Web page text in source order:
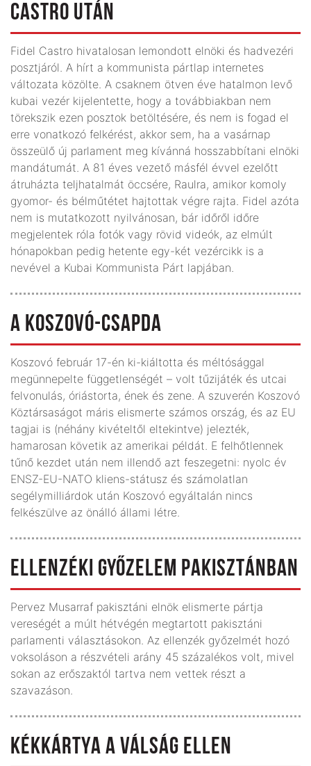
CASTRO UTÁN
Fidel Castro hivatalosan lemondott elnöki és hadvezéri
posztjáról. A hírt a kommunista pártlap internetes
változata közölte. A csaknem ötven éve hatalmon levő
kubai vezér kijelentette, hogy a továbbiakban nem
törekszik ezen posztok betöltésére, és nem is fogad el
erre vonatkozó felkérést, akkor sem, ha a vasárnap
összeülő új parlament meg kívánná hosszabbítani elnöki
mandátumát. A 81 éves vezető másfél évvel ezelőtt
átruházta teljhatalmát öccsére, Raulra, amikor komoly
gyomor- és bélműtétet hajtottak végre rajta. Fidel azóta
nem is mutatkozott nyilvánosan, bár időről időre
megjelentek róla fotók vagy rövid videók, az elmúlt
hónapokban pedig hetente egy-két vezércikk is a
nevével a Kubai Kommunista Párt lapjában.
A KOSZOVÓ-CSAPDA
Koszovó február 17-én ki-kiáltotta és méltósággal
megünnepelte függetlenségét – volt tűzijáték és utcai
felvonulás, óriástorta, ének és zene. A szuverén Koszovó
Köztársaságot máris elismerte számos ország, és az EU
tagjai is (néhány kivételtől eltekintve) jelezték,
hamarosan követik az amerikai példát. E felhőtlennek
tűnő kezdet után nem illendő azt feszegetni: nyolc év
ENSZ-EU-NATO kliens-státusz és számolatlan
segélymilliárdok után Koszovó egyáltalán nincs
felkészülve az önálló állami létre.
ELLENZÉKI GYŐZELEM PAKISZTÁNBAN
Pervez Musarraf pakisztáni elnök elismerte pártja
vereségét a múlt hétvégén megtartott pakisztáni
parlamenti választásokon. Az ellenzék győzelmét hozó
voksoláson a részvételi arány 45 százalékos volt, mivel
sokan az erőszaktól tartva nem vettek részt a
szavazáson.
KÉKKÁRTYA A VÁLSÁG ELLEN